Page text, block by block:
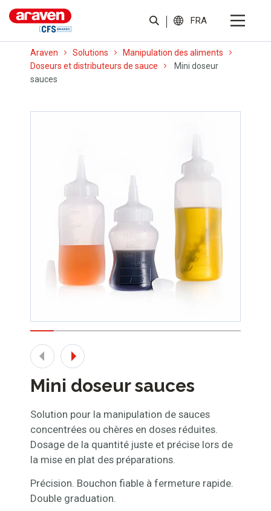
FRA
Araven Solutions
Manipulation des aliments
Doseurs et distributeurs de sauce
Mini doseur
sauces
Mini doseur sauces
Solution pour la manipulation de sauces
concentrées ou chères en doses réduites.
Dosage de la quantité juste et précise lors de
la mise en plat des préparations.
Précision. Bouchon fiable à fermeture rapide.
Double graduation.